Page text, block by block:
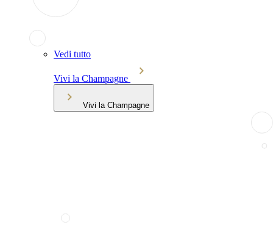
Vedi tutto
Vivi la Champagne
Vivi la Champagne